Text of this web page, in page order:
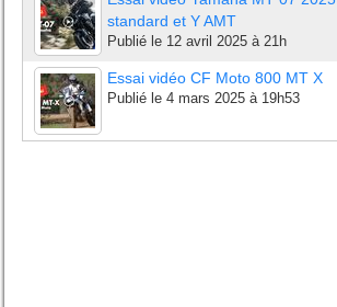
standard et Y AMT
Publié le 12 avril 2025 à 21h
Essai vidéo CF Moto 800 MT X
Publié le 4 mars 2025 à 19h53